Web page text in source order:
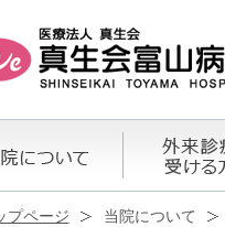
プページ 当院について